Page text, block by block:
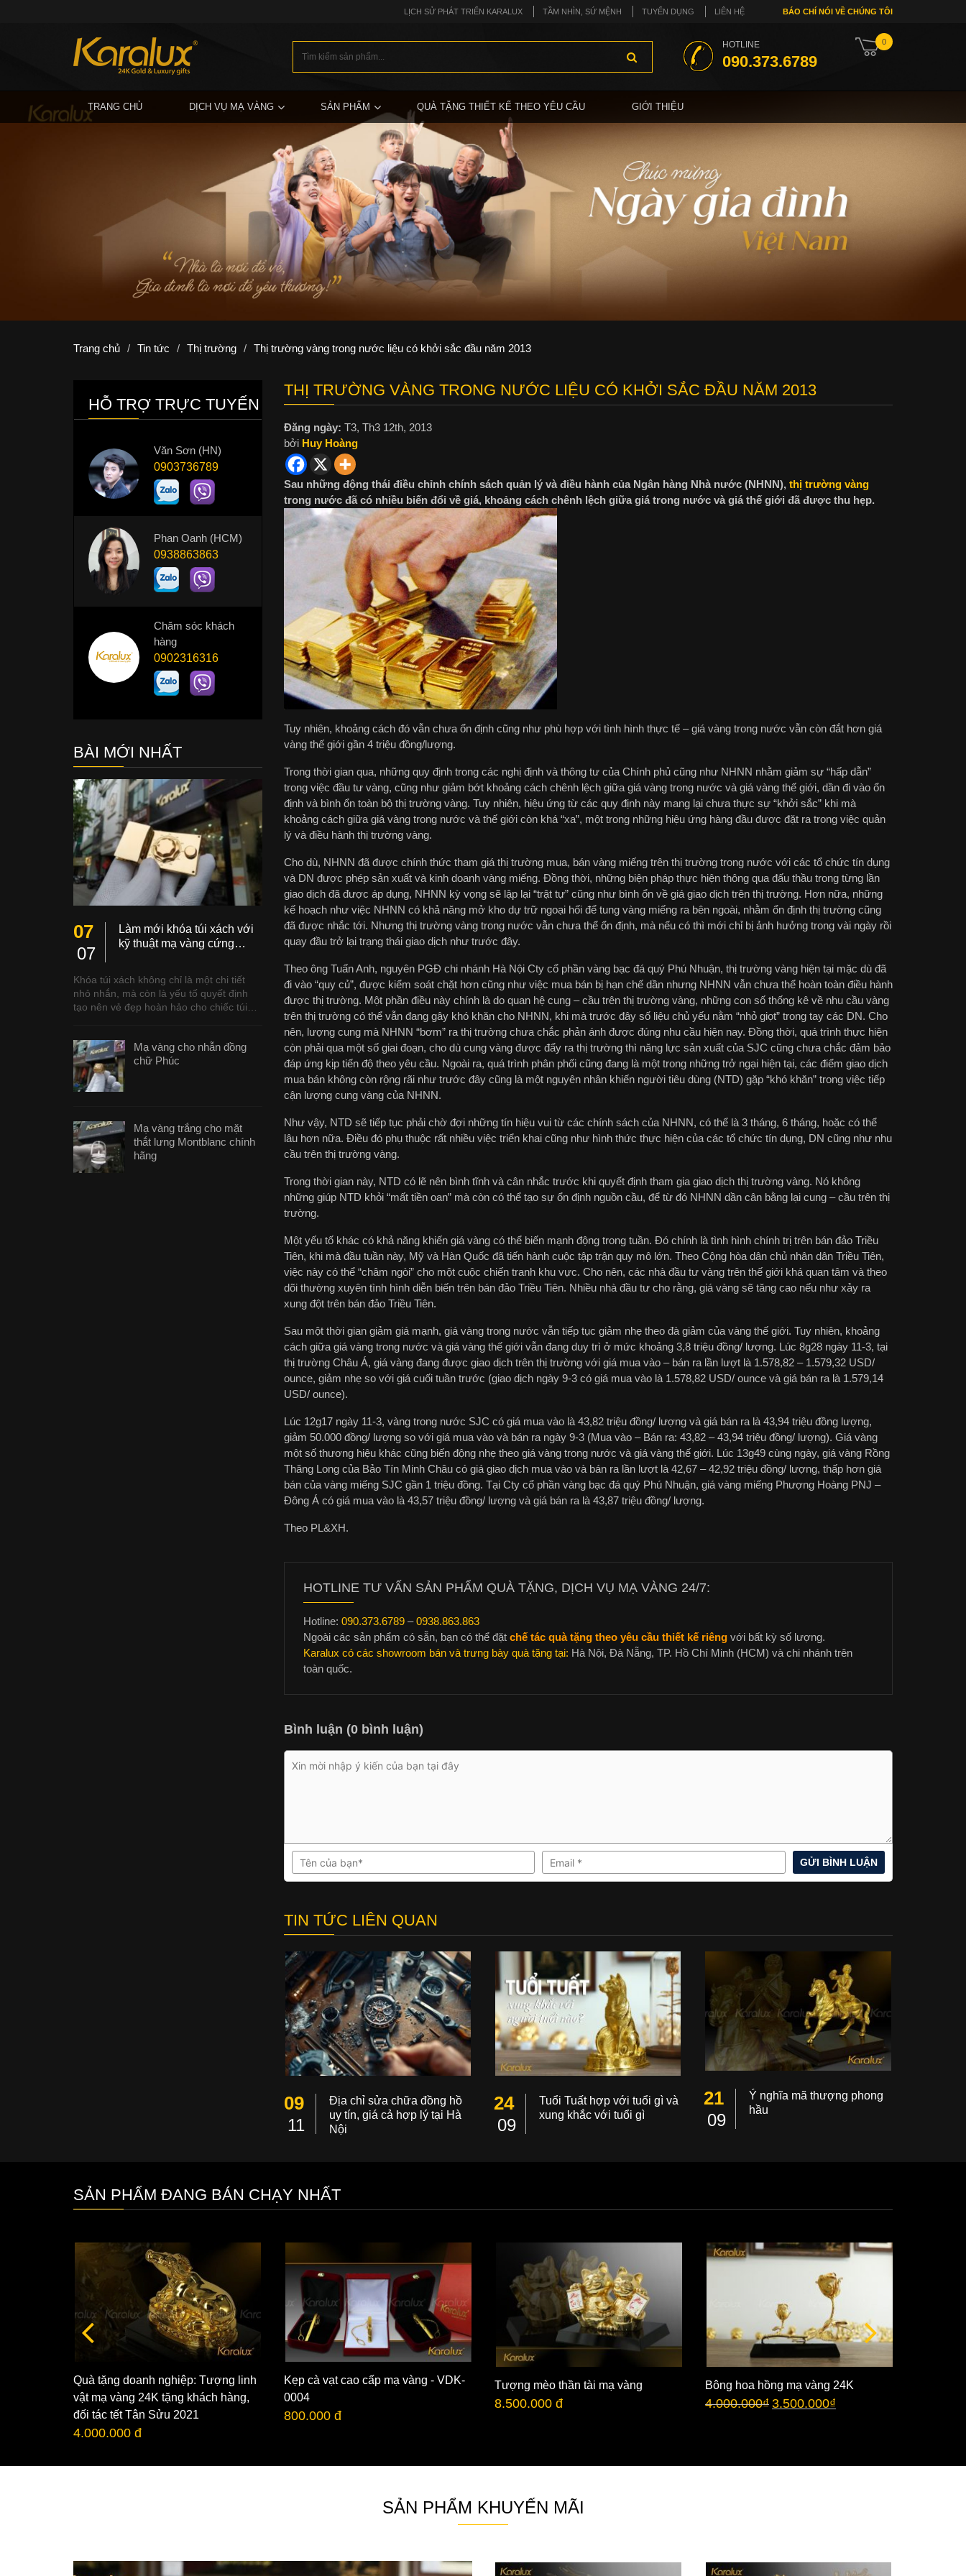
LỊCH SỬ PHÁT TRIỂN KARALUX TẦM NHÌN, SỨ MỆNH TUYỂN DỤNG LIÊN HỆ BÁO CHÍ NÓI VỀ CHÚNG TÔI
HOTLINE
090.373.6789
0
TRANG CHỦ DỊCH VỤ MẠ VÀNG SẢN PHẨM QUÀ TẶNG THIẾT KẾ THEO YÊU CẦU GIỚI THIỆU
Trang chủ / Tin tức / Thị trường / Thị trường vàng trong nước liệu có khởi sắc đầu năm 2013
THỊ TRƯỜNG VÀNG TRONG NƯỚC LIỆU CÓ KHỞI SẮC ĐẦU NĂM 2013
Đăng ngày: T3, Th3 12th, 2013
bởi Huy Hoàng
Sau những động thái điều chỉnh chính sách quản lý và điều hành của Ngân hàng Nhà nước (NHNN), thị trường vàng
trong nước đã có nhiều biến đổi về giá, khoảng cách chênh lệch giữa giá trong nước và giá thế giới đã được thu hẹp.
Tuy nhiên, khoảng cách đó vẫn chưa ổn định cũng như phù hợp với tình hình thực tế – giá vàng trong nước vẫn còn đắt hơn giá
vàng thế giới gần 4 triệu đồng/lượng.
Trong thời gian qua, những quy định trong các nghị định và thông tư của Chính phủ cũng như NHNN nhằm giảm sự “hấp dẫn”
trong việc đầu tư vàng, cũng như giảm bớt khoảng cách chênh lệch giữa giá vàng trong nước và giá vàng thế giới, dần đi vào ổn
định và bình ổn toàn bộ thị trường vàng. Tuy nhiên, hiệu ứng từ các quy định này mang lại chưa thực sự “khởi sắc” khi mà
khoảng cách giữa giá vàng trong nước và thế giới còn khá “xa”, một trong những hiệu ứng hàng đầu được đặt ra trong việc quản
lý và điều hành thị trường vàng.
Cho dù, NHNN đã được chính thức tham giá thị trường mua, bán vàng miếng trên thị trường trong nước với các tổ chức tín dụng
và DN được phép sản xuất và kinh doanh vàng miếng. Đồng thời, những biện pháp thực hiện thông qua đấu thầu trong từng lần
giao dịch đã được áp dụng, NHNN kỳ vọng sẽ lập lại “trật tự” cũng như bình ổn về giá giao dịch trên thị trường. Hơn nữa, những
kế hoạch như việc NHNN có khả năng mở kho dự trữ ngoại hối để tung vàng miếng ra bên ngoài, nhằm ổn định thị trường cũng
đã được nhắc tới. Nhưng thị trường vàng trong nước vẫn chưa thể ổn định, mà nếu có thì mới chỉ bị ảnh hưởng trong vài ngày rồi
quay đầu trở lại trạng thái giao dịch như trước đây.
Theo ông Tuấn Anh, nguyên PGĐ chi nhánh Hà Nội Cty cổ phần vàng bạc đá quý Phú Nhuận, thị trường vàng hiện tại mặc dù đã
đi vào “quy củ”, được kiểm soát chặt hơn cũng như việc mua bán bị hạn chế dần nhưng NHNN vẫn chưa thể hoàn toàn điều hành
được thị trường. Một phần điều này chính là do quan hệ cung – cầu trên thị trường vàng, những con số thống kê về nhu cầu vàng
trên thị trường có thể vẫn đang gây khó khăn cho NHNN, khi mà trước đây số liệu chủ yếu nằm “nhỏ giọt” trong tay các DN. Cho
nên, lượng cung mà NHNN “bơm” ra thị trường chưa chắc phản ánh được đúng nhu cầu hiện nay. Đồng thời, quá trình thực hiện
còn phải qua một số giai đoạn, cho dù cung vàng được đẩy ra thị trường thì năng lực sản xuất của SJC cũng chưa chắc đảm bảo
đáp ứng kịp tiến độ theo yêu cầu. Ngoài ra, quá trình phân phối cũng đang là một trong những trở ngại hiện tại, các điểm giao dịch
mua bán không còn rộng rãi như trước đây cũng là một nguyên nhân khiến người tiêu dùng (NTD) gặp “khó khăn” trong việc tiếp
cận lượng cung vàng của NHNN.
Như vậy, NTD sẽ tiếp tục phải chờ đợi những tín hiệu vui từ các chính sách của NHNN, có thể là 3 tháng, 6 tháng, hoặc có thể
lâu hơn nữa. Điều đó phụ thuộc rất nhiều việc triển khai cũng như hình thức thực hiện của các tổ chức tín dụng, DN cũng như nhu
cầu trên thị trường vàng.
Trong thời gian này, NTD có lẽ nên bình tĩnh và cân nhắc trước khi quyết định tham gia giao dịch thị trường vàng. Nó không
những giúp NTD khỏi “mất tiền oan” mà còn có thể tạo sự ổn định nguồn cầu, để từ đó NHNN dần cân bằng lại cung – cầu trên thị
trường.
Một yếu tố khác có khả năng khiến giá vàng có thể biến mạnh động trong tuần. Đó chính là tình hình chính trị trên bán đảo Triều
Tiên, khi mà đầu tuần này, Mỹ và Hàn Quốc đã tiến hành cuộc tập trận quy mô lớn. Theo Cộng hòa dân chủ nhân dân Triều Tiên,
việc này có thể “châm ngòi” cho một cuộc chiến tranh khu vực. Cho nên, các nhà đầu tư vàng trên thế giới khá quan tâm và theo
dõi thường xuyên tình hình diễn biến trên bán đảo Triều Tiên. Nhiều nhà đầu tư cho rằng, giá vàng sẽ tăng cao nếu như xảy ra
xung đột trên bán đảo Triều Tiên.
Sau một thời gian giảm giá mạnh, giá vàng trong nước vẫn tiếp tục giảm nhẹ theo đà giảm của vàng thế giới. Tuy nhiên, khoảng
cách giữa giá vàng trong nước và giá vàng thế giới vẫn đang duy trì ở mức khoảng 3,8 triệu đồng/ lượng. Lúc 8g28 ngày 11-3, tại
thị trường Châu Á, giá vàng đang được giao dịch trên thị trường với giá mua vào – bán ra lần lượt là 1.578,82 – 1.579,32 USD/
ounce, giảm nhẹ so với giá cuối tuần trước (giao dịch ngày 9-3 có giá mua vào là 1.578,82 USD/ ounce và giá bán ra là 1.579,14
USD/ ounce).
Lúc 12g17 ngày 11-3, vàng trong nước SJC có giá mua vào là 43,82 triệu đồng/ lượng và giá bán ra là 43,94 triệu đồng lượng,
giảm 50.000 đồng/ lượng so với giá mua vào và bán ra ngày 9-3 (Mua vào – Bán ra: 43,82 – 43,94 triệu đồng/ lượng). Giá vàng
một số thương hiệu khác cũng biến động nhẹ theo giá vàng trong nước và giá vàng thế giới. Lúc 13g49 cùng ngày, giá vàng Rồng
Thăng Long của Bảo Tín Minh Châu có giá giao dịch mua vào và bán ra lần lượt là 42,67 – 42,92 triệu đồng/ lượng, thấp hơn giá
bán của vàng miếng SJC gần 1 triệu đồng. Tại Cty cổ phần vàng bạc đá quý Phú Nhuận, giá vàng miếng Phượng Hoàng PNJ –
Đông Á có giá mua vào là 43,57 triệu đồng/ lượng và giá bán ra là 43,87 triệu đồng/ lượng.
Theo PL&XH.
HOTLINE TƯ VẤN SẢN PHẨM QUÀ TẶNG, DỊCH VỤ MẠ VÀNG 24/7:
Hotline: 090.373.6789–0938.863.863
Ngoài các sản phẩm có sẵn, bạn có thể đặt chế tác quà tặng theo yêu cầu thiết kế riêngvới bất kỳ số lượng.
Karalux có các showroom bán và trưng bày quà tặng tại: Hà Nội, Đà Nẵng, TP. Hồ Chí Minh (HCM) và chi nhánh trên
toàn quốc.
Bình luận (0 bình luận)
TIN TỨC LIÊN QUAN
09
11
Địa chỉ sửa chữa đồng hồ
uy tín, giá cả hợp lý tại Hà
Nội
24
09
Tuổi Tuất hợp với tuổi gì và
xung khắc với tuổi gì
21
09
Ý nghĩa mã thượng phong
hầu
HỖ TRỢ TRỰC TUYẾN
Văn Sơn (HN)
0903736789
Phan Oanh (HCM)
0938863863
Chăm sóc khách
hàng
0902316316
BÀI MỚI NHẤT
07
07
Làm mới khóa túi xách với
kỹ thuật mạ vàng cứng…
Khóa túi xách không chỉ là một chi tiết
nhỏ nhắn, mà còn là yếu tố quyết định
tạo nên vẻ đẹp hoàn hảo cho chiếc túi…
Mạ vàng cho nhẫn đồng
chữ Phúc
Mạ vàng trắng cho mặt
thắt lưng Montblanc chính
hãng
SẢN PHẨM ĐANG BÁN CHẠY NHẤT
Quà tặng doanh nghiệp: Tượng linh
vật mạ vàng 24K tặng khách hàng,
đối tác tết Tân Sửu 2021
4.000.000 đ
Kẹp cà vạt cao cấp mạ vàng - VDK-
0004
800.000 đ
Tượng mèo thần tài mạ vàng
8.500.000 đ
Bông hoa hồng mạ vàng 24K
4.000.000₫ 3.500.000₫
SẢN PHẨM KHUYẾN MÃI